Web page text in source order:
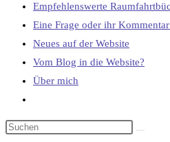
Empfehlenswerte
Eine Frage oder ihr
Neues auf der Website
Vom Blog in die Website?
Über mich
umschalten